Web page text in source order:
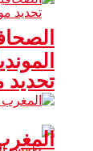
تحديد